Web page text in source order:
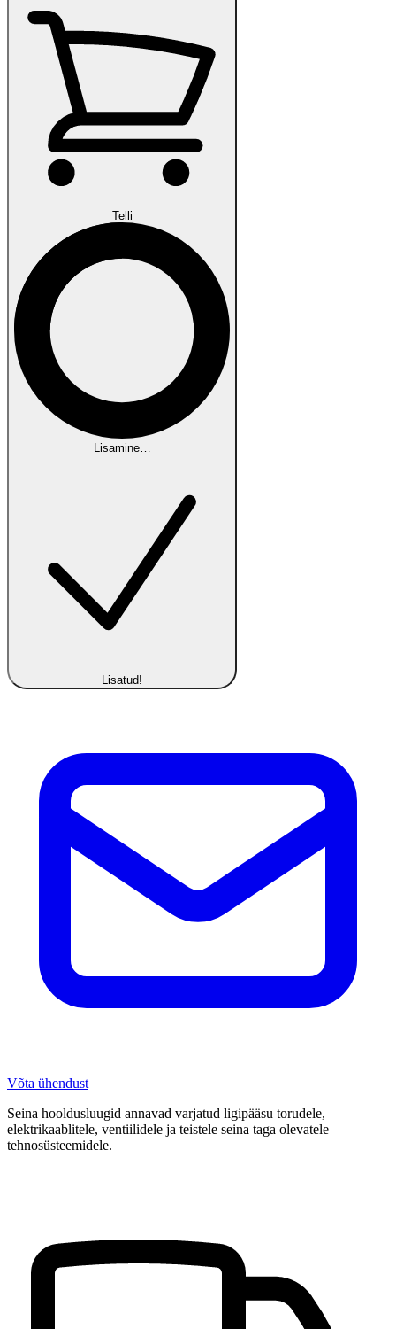
Telli
Lisamine…
Lisatud!
Võta ühendust
Seina hooldusluugid annavad varjatud ligipääsu torudele,
elektrikaablitele, ventiilidele ja teistele seina taga olevatele
tehnosüsteemidele.